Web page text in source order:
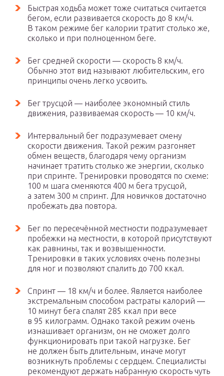
Быстрая ходьба может тоже считаться считается
бегом, если развивается скорость до 8 км/ч.
В таком режиме бег калории тратит столько же,
сколько и при полноценном беге.
Бег средней скорости — скорость 8 км/ч.
Обычно этот вид называют любительским, его
принципы очень легко усвоить.
Бег трусцой — наиболее экономный стиль
движения, развиваемая скорость — 10 км/ч.
Интервальный бег подразумевает смену
скорости движения. Такой режим разгоняет
обмен веществ, благодаря чему организм
начинает тратить столько же энергии, сколько
при спринте. Тренировки проводятся по схеме:
100 м шага сменяются 400 м бега трусцой,
а затем 300 м спринт. Для новичков достаточно
пробежать два повтора.
Бег по пересечённой местности подразумевает
пробежки на местности, в которой присутствуют
как равнины, так и возвышенности.
Тренировки в таких условиях очень полезны
для ног и позволяют спалить до 700 ккал.
Спринт — 18 км/ч и более. Является наиболее
экстремальным способом растраты калорий —
10 минут бега спалят 285 ккал при весе
в 95 килограмм. Однако такой режим очень
изнашивает организм, он не сможет долго
функционировать при такой нагрузке. Бег
не должен быть длительным, иначе могут
возникнуть проблемы с сердцем. Специалисты
рекомендуют держать набранную скорость чуть